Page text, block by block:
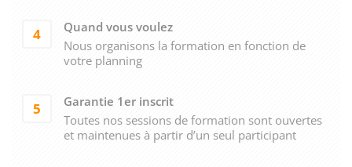
4
Quand vous voulez
Nous organisons la formation en fonction de
votre planning
5
Garantie 1er inscrit
Toutes nos sessions de formation sont ouvertes
et maintenues à partir d’un seul participant